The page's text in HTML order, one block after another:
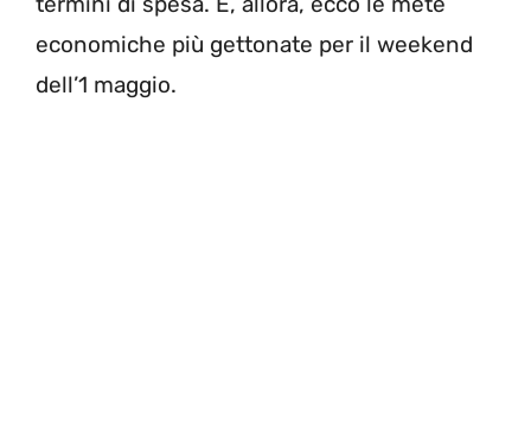
economiche più gettonate per il weekend
dell’1 maggio.